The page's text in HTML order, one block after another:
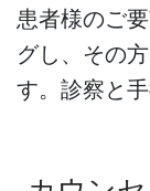
患者様のご
グし、その
す。診察と